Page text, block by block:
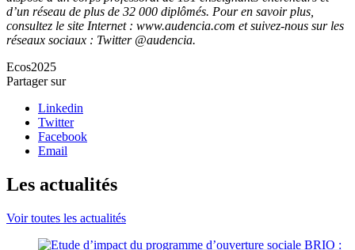
d’un réseau de plus de 32 000 diplômés. Pour en savoir plus,
consultez le site Internet : www.audencia.com et suivez-nous sur les
réseaux sociaux : Twitter @audencia.
Ecos2025
Partager sur
Linkedin
Twitter
Facebook
Email
Les actualités
Voir toutes les actualités